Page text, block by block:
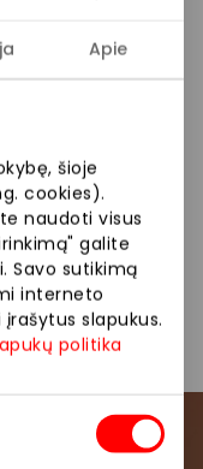
Apie
šioje
cookies).
naudoti visus
galite
Savo sutikimą
interneto
slapukus.
politika
– jaukios jūsų